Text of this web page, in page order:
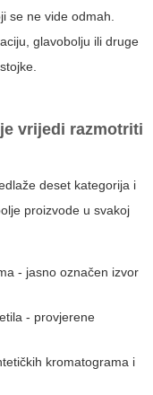
se ne vide odmah.
glavobolju ili druge
vrijedi razmotriti
deset kategorija i
proizvode u svakoj
- jasno označen izvor
- provjerene
kromatograma i